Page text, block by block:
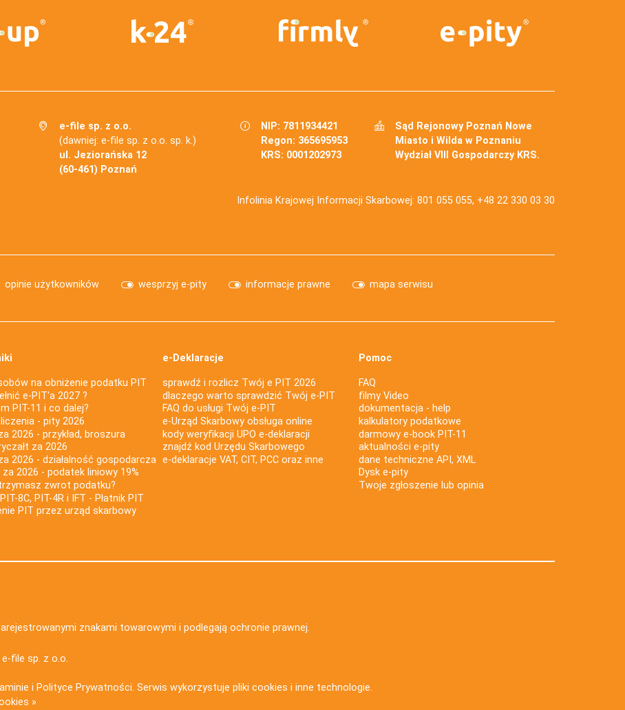
e-file sp. z o.o.
(dawniej: e-file sp. z o.o. sp. k.)
ul. Jeziorańska 12
(60-461) Poznań
NIP: 7811934421
Regon: 365695953
KRS: 0001202973
Sąd Rejonowy Poznań Nowe
Miasto i Wilda w Poznaniu
Wydział VIII Gospodarczy KRS.
Infolinia Krajowej Informacji Skarbowej: 801 055 055, +48 22 330 03 30
opinie użytkowników wesprzyj e-pity informacje prawne mapa serwisu
na obniżenie podatku PIT
e-PIT'a 2027 ?
PIT-11 i co dalej?
- pity 2026
2026 - przykład, broszura
za 2026
2026 - działalność gospodarcza
za 2026 - podatek liniowy 19%
zwrot podatku?
8C, PIT-4R i IFT - Płatnik PIT
PIT przez urząd skarbowy
e-Deklaracje
sprawdź i rozlicz Twój e PIT 2026
dlaczego warto sprawdzić Twój e-PIT
FAQ do usługi Twój e-PIT
e-Urząd Skarbowy obsługa online
kody weryfikacji UPO e-deklaracji
znajdź kod Urzędu Skarbowego
e-deklaracje VAT, CIT, PCC oraz inne
Pomoc
FAQ
filmy Video
dokumentacja - help
kalkulatory podatkowe
darmowy e-book PIT-11
aktualności e-pity
dane techniczne API, XML
Dysk e-pity
Twoje zgłoszenie lub opinia
znakami towarowymi i podlegają ochronie prawnej.
e-file sp. z o.o.
i Polityce Prywatności. Serwis wykorzystuje pliki cookies i inne technologie.
»